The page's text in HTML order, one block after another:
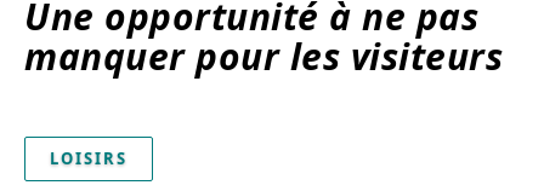
Une opportunité à ne pas
manquer pour les visiteurs
LOISIRS